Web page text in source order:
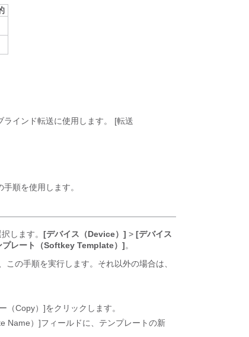
インド転送に使用します。 [転送
順を使用します。
します。 [デバイス（Device）] > [デバイス
プレート（Softkey Template）]。
の手順を実行します。それ以外の場合は、
（Copy）]をクリックします。
Name）]フィールドに、テンプレートの新